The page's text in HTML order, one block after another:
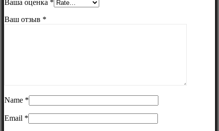
Ваша оценка *
Ваш отзыв *
Name *
Email *